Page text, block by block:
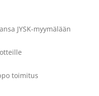
JYSK-myymälään
toimitus